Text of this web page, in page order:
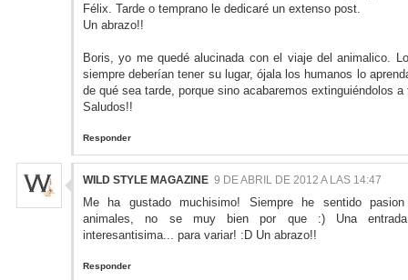
Félix. Tarde o temprano le dedicaré un extenso post.
Un abrazo!!
Boris, yo me quedé alucinada con el viaje del animalico.
siempre deberían tener su lugar, ójala los humanos lo
de qué sea tarde, porque sino acabaremos extinguiéndolos a
Saludos!!
Responder
WILD STYLE MAGAZINE 9 DE ABRIL DE 2012 A LAS 14:47
Me ha gustado muchisimo! Siempre he sentido
animales, no se muy bien por que :) Una
interesantisima... para variar! :D Un abrazo!!
Responder